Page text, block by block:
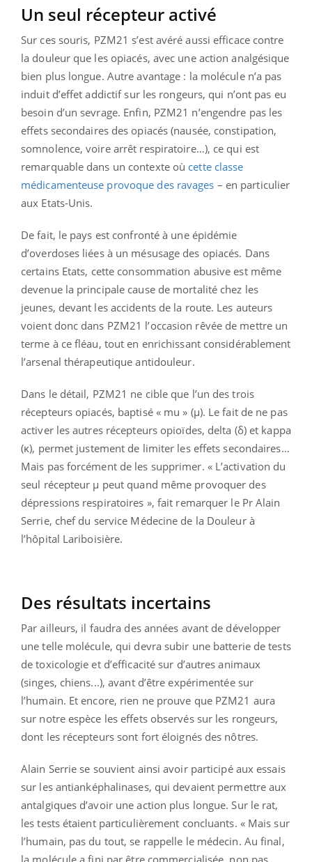
Un seul récepteur activé
Sur ces souris, PZM21 s’est avéré aussi efficace contre
la douleur que les opiacés, avec une action analgésique
bien plus longue. Autre avantage : la molécule n’a pas
induit d’effet addictif sur les rongeurs, qui n’ont pas eu
besoin d’un sevrage. Enfin, PZM21 n’engendre pas les
effets secondaires des opiacés (nausée, constipation,
somnolence, voire arrêt respiratoire…), ce qui est
remarquable dans un contexte où cette classe
médicamenteuse provoque des ravages – en particulier
aux Etats-Unis.
De fait, le pays est confronté à une épidémie
d’overdoses liées à un mésusage des opiacés. Dans
certains Etats, cette consommation abusive est même
devenue la principale cause de mortalité chez les
jeunes, devant les accidents de la route. Les auteurs
voient donc dans PZM21 l’occasion rêvée de mettre un
terme à ce fléau, tout en enrichissant considérablement
l’arsenal thérapeutique antidouleur.
Dans le détail, PZM21 ne cible que l’un des trois
récepteurs opiacés, baptisé « mu » (μ). Le fait de ne pas
activer les autres récepteurs opioïdes, delta (δ) et kappa
(κ), permet justement de limiter les effets secondaires…
Mais pas forcément de les supprimer. « L’activation du
seul récepteur μ peut quand même provoquer des
dépressions respiratoires », fait remarquer le Pr Alain
Serrie, chef du service Médecine de la Douleur à
l’hôpital Lariboisière.
Des résultats incertains
Par ailleurs, il faudra des années avant de développer
une telle molécule, qui devra subir une batterie de tests
de toxicologie et d’efficacité sur d’autres animaux
(singes, chiens...), avant d’être expérimentée sur
l’humain. Et encore, rien ne prouve que PZM21 aura
sur notre espèce les effets observés sur les rongeurs,
dont les récepteurs sont fort éloignés des nôtres.
Alain Serrie se souvient ainsi avoir participé aux essais
sur les antianképhalinases, qui devaient permettre aux
antalgiques d’avoir une action plus longue. Sur le rat,
les tests étaient particulièrement concluants. « Mais sur
l’humain, pas du tout, se rappelle le médecin. Au final,